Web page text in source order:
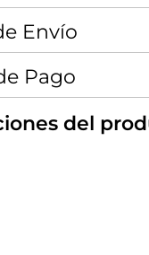
Envío
Pago
del